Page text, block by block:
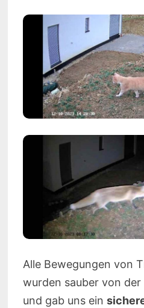
Alle Bewegungen von
wurden sauber von der
und gab uns ein